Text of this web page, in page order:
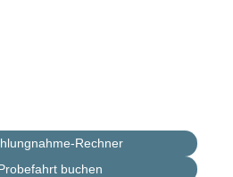
Rechner
buchen